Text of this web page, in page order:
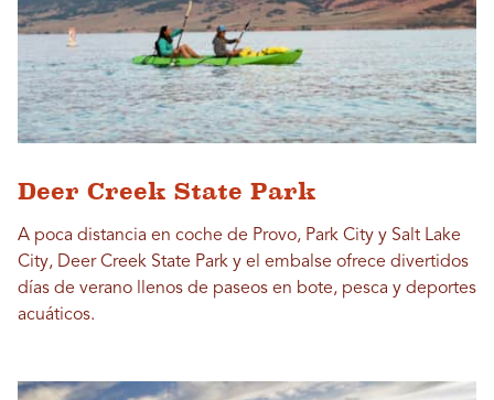
Deer Creek State Park
A poca distancia en coche de Provo, Park City y Salt Lake
City, Deer Creek State Park y el embalse ofrece divertidos
días de verano llenos de paseos en bote, pesca y deportes
acuáticos.